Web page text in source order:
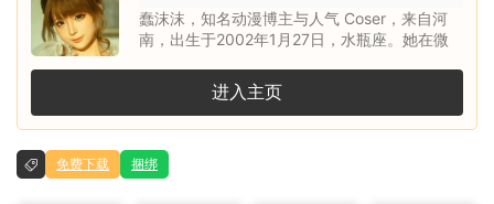
蠢沫沫，知名动漫博主与人气 Coser，来自河
南，出生于2002年1月27日，水瓶座。她在微
受众多粉丝喜爱。蠢沫沫精通汉语、日语和英语
三门语言，个人能力较为出众。作为一名热爱二
丝留下了深刻印象。
进入主页
免费下载 捆绑